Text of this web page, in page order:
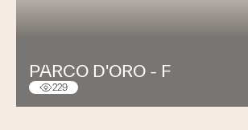
PARCO D'ORO - F
229